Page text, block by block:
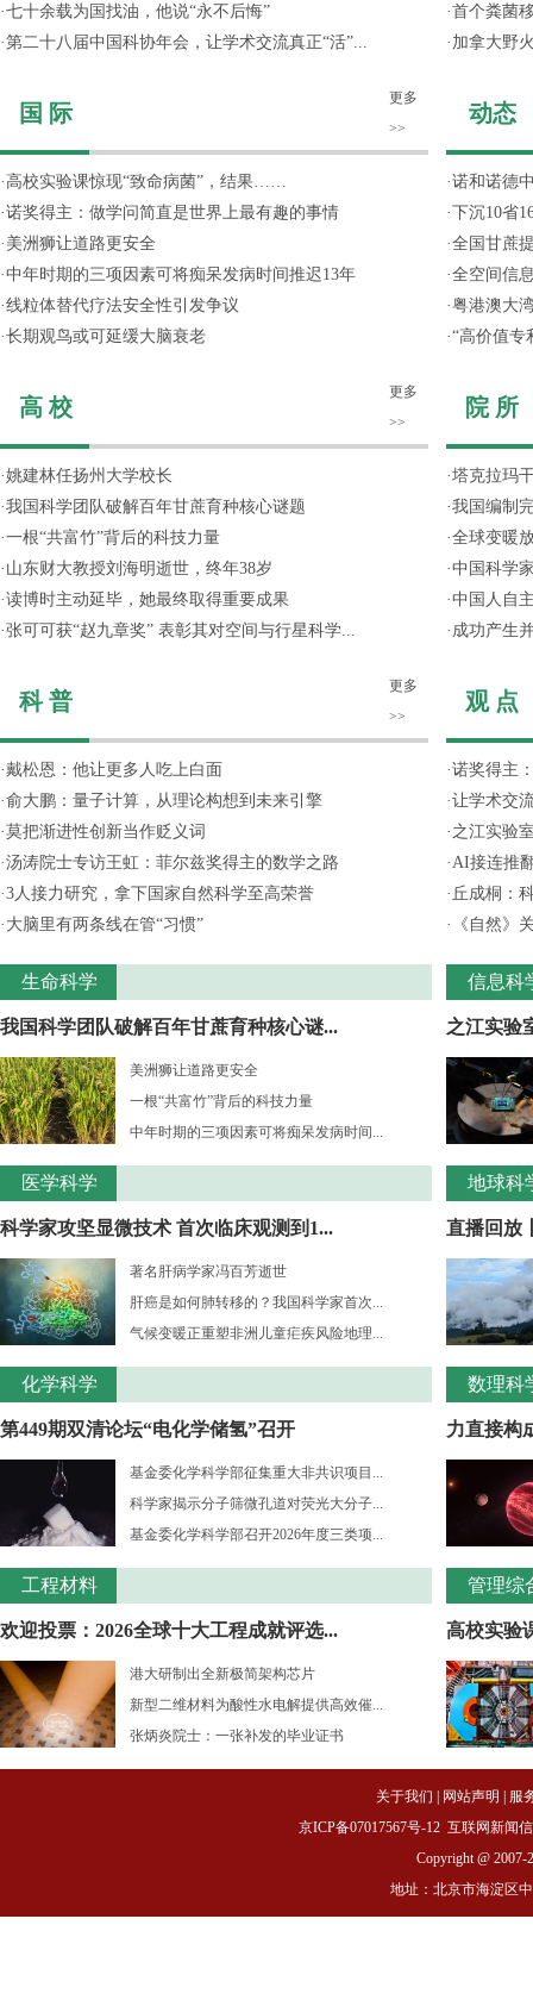
·七十余载为国找油，他说“永不后悔”
·第二十八届中国科协年会，让学术交流真正“活”...
国 际
更多
>>
· 高校实验课惊现“致命病菌”，结果……
·诺奖得主：做学问简直是世界上最有趣的事情
· 美洲狮让道路更安全
·中年时期的三项因素可将痴呆发病时间推迟13年
·线粒体替代疗法安全性引发争议
·长期观鸟或可延缓大脑衰老
高 校
更多
>>
·姚建林任扬州大学校长
·我国科学团队破解百年甘蔗育种核心谜题
·一根“共富竹”背后的科技力量
· 山东财大教授刘海明逝世，终年38岁
·读博时主动延毕，她最终取得重要成果
·张可可获“赵九章奖” 表彰其对空间与行星科学...
科 普
更多
>>
·戴松恩：他让更多人吃上白面
·俞大鹏：量子计算，从理论构想到未来引擎
·莫把渐进性创新当作贬义词
·汤涛院士专访王虹：菲尔兹奖得主的数学之路
·3人接力研究，拿下国家自然科学至高荣誉
· 大脑里有两条线在管“习惯”
生命科学
我国科学团队破解百年甘蔗育种核心谜...
美洲狮让道路更安全
一根“共富竹”背后的科技力量
中年时期的三项因素可将痴呆发病时间...
医学科学
科学家攻坚显微技术 首次临床观测到1...
著名肝病学家冯百芳逝世
肝癌是如何肺转移的？我国科学家首次...
气候变暖正重塑非洲儿童疟疾风险地理...
化学科学
第449期双清论坛“电化学储氢”召开
基金委化学科学部征集重大非共识项目...
科学家揭示分子筛微孔道对荧光大分子...
基金委化学科学部召开2026年度三类项...
工程材料
欢迎投票：2026全球十大工程成就评选...
港大研制出全新极简架构芯片
新型二维材料为酸性水电解提供高效催...
张炳炎院士：一张补发的毕业证书
·首个粪菌
· 加拿大野
动态
·诺和诺德
·下沉10省
·全国甘蔗
·全空间信
·粤港澳大
·“高价值专
院 所
·塔克拉玛
·我国编制
·全球变暖
·中国科学
·中国人自
· 成功产生
观 点
·诺奖得主
·让学术交
· 之江实验
·AI接连推
· 丘成桐：
·
《自然》
信息科
之江实验
地球科
直播回放
数理科
力直接构
管理综
高校实验
关于我们 网站声明
服
京ICP备07017567号-12 互联网新闻
Copyright @ 2007-
地址：北京市海淀区